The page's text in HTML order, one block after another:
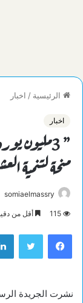
الرئيسية / اخبار
اخبار
” 3مليون
منحة لتنمية
somiaelmassry
115 أقل من
فيسبوك تويتر
نشرت الجريدة